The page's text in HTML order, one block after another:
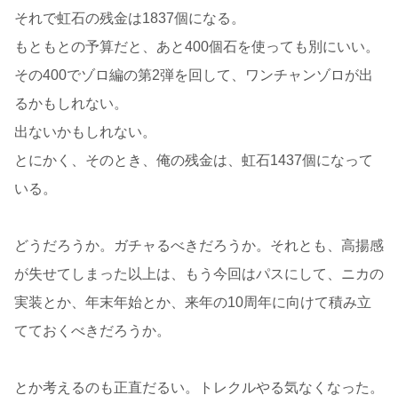
それで虹石の残金は1837個になる。
もともとの予算だと、あと400個石を使っても別にいい。
その400でゾロ編の第2弾を回して、ワンチャンゾロが出
るかもしれない。
出ないかもしれない。
とにかく、そのとき、俺の残金は、虹石1437個になって
いる。
どうだろうか。ガチャるべきだろうか。それとも、高揚感
が失せてしまった以上は、もう今回はパスにして、ニカの
実装とか、年末年始とか、来年の10周年に向けて積み立
てておくべきだろうか。
とか考えるのも正直だるい。トレクルやる気なくなった。